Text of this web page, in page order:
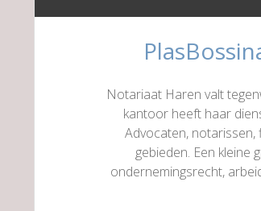
Notariaat Haren valt
kantoor heeft haar
Advocaten, notarissen,
gebieden. Een kleine
ondernemingsrecht,